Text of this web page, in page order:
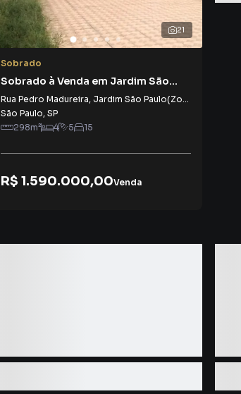
21
Sobrado
Sobrado à Venda em Jardim São
Paulo(Zona Norte)
Rua Pedro Madureira, Jardim São Paulo(Zona Norte)
São Paulo, SP
298m² 4 5 15
R$ 1.590.000,00Venda